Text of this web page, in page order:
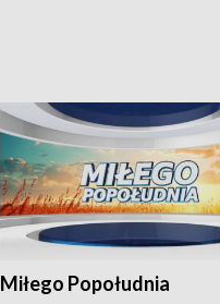
Miłego Popołudnia